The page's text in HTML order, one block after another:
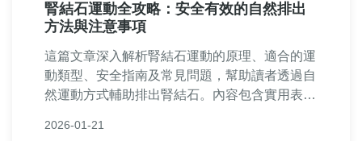
腎結石運動全攻略：安全有效的自然排出
方法與注意事項
這篇文章深入解析腎結石運動的原理、適合的運
動類型、安全指南及常見問題，幫助讀者透過自
然運動方式輔助排出腎結石。內容包含實用表
誤運動帶來的風險。適合正在尋找腎結石自然療
2026-01-21